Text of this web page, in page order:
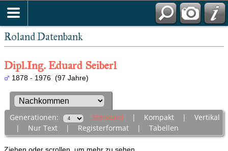
Roland Datenbank
Dipl.Ing. Eduard Seiberl
1878 - 1976 (97 Jahre)
Generationen: Standard | Kompakt| Vertikal
| Nur Text| Registerformat| Tabellen